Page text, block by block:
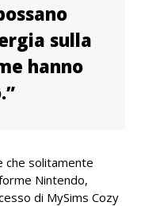
sulla
hanno
che solitamente
Nintendo,
di MySims Cozy